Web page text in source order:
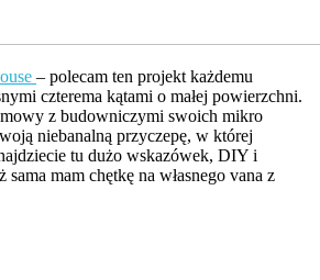
– polecam ten projekt każdemu
czterema kątami o małej powierzchni.
z budowniczymi swoich mikro
niebanalną przyczepę, w której
tu dużo wskazówek, DIY i
mam chętkę na własnego vana z